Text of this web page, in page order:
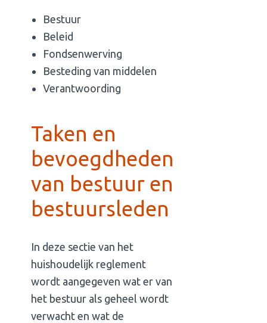
Bestuur
Beleid
Fondsenwerving
Besteding van middelen
Verantwoording
Taken en
bevoegdheden
van bestuur en
bestuursleden
In deze sectie van het
huishoudelijk reglement
wordt aangegeven wat er van
het bestuur als geheel wordt
verwacht en wat de